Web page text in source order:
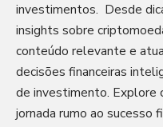
investimentos. Desde
insights sobre
conteúdo relevante e
decisões financeiras
de investimento. Explore
jornada rumo ao sucesso